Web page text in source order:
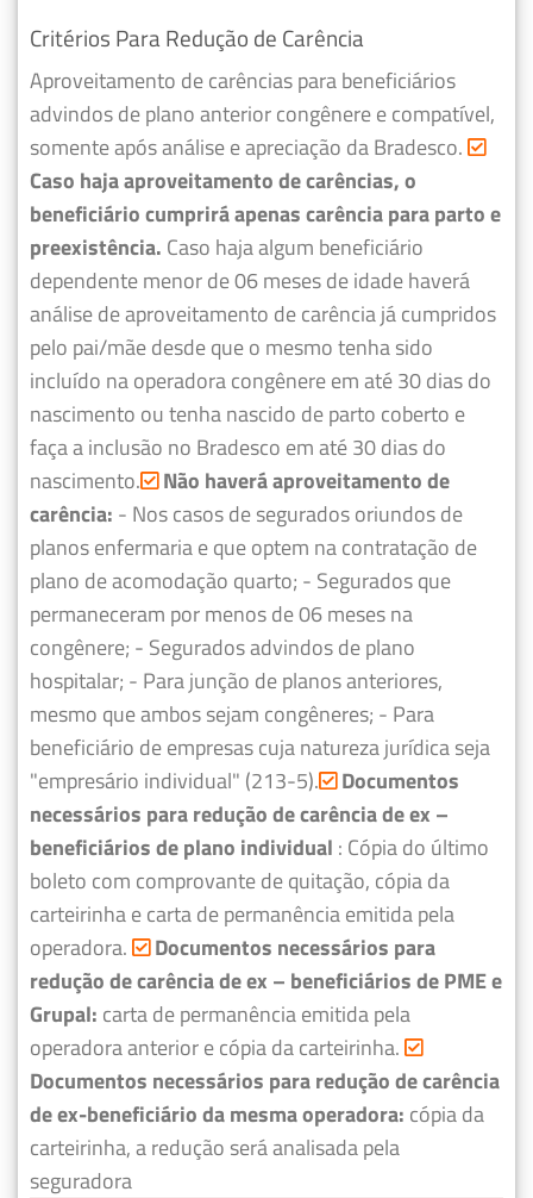
Critérios Para Redução de Carência
Aproveitamento de carências para beneficiários
advindos de plano anterior congênere e compatível,
somente após análise e apreciação da Bradesco.
Caso haja aproveitamento de carências, o
beneficiário cumprirá apenas carência para parto e
preexistência. Caso haja algum beneficiário
dependente menor de 06 meses de idade haverá
análise de aproveitamento de carência já cumpridos
pelo pai/mãe desde que o mesmo tenha sido
incluído na operadora congênere em até 30 dias do
nascimento ou tenha nascido de parto coberto e
faça a inclusão no Bradesco em até 30 dias do
nascimento. Não haverá aproveitamento de
carência: - Nos casos de segurados oriundos de
planos enfermaria e que optem na contratação de
plano de acomodação quarto; - Segurados que
permaneceram por menos de 06 meses na
congênere; - Segurados advindos de plano
hospitalar; - Para junção de planos anteriores,
mesmo que ambos sejam congêneres; - Para
beneficiário de empresas cuja natureza jurídica seja
"empresário individual" (213-5). Documentos
necessários para redução de carência de ex –
beneficiários de plano individual : Cópia do último
boleto com comprovante de quitação, cópia da
carteirinha e carta de permanência emitida pela
operadora.
Documentos necessários para
redução de carência de ex – beneficiários de PME e
Grupal: carta de permanência emitida pela
operadora anterior e cópia da carteirinha.
Documentos necessários para redução de carência
de ex-beneficiário da mesma operadora: cópia da
carteirinha, a redução será analisada pela
seguradora